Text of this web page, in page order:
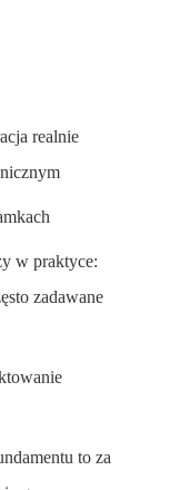
realnie
w praktyce:
zadawane
to za